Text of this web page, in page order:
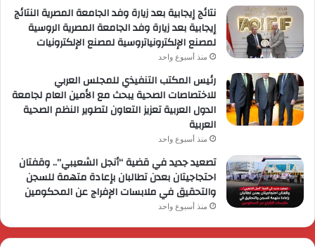
نتائج إيجابية بعد زيارة وفد الجامعة المصرية النتائج
إيجابية بعد زيارة وفد الجامعة المصرية الروسية
لمصنع الإلكترونياتروسية لمصنع الإلكترونيات
منذ أسبوع واحد
رئيس المكتب التنفيذي للمجلس العربي
للاختصاصات الصحية يبحث مع الأمين العام لجامعة
الدول العربية تعزيز التعاون لتطوير النظم الصحية
العربية
منذ أسبوع واحد
تصعيد جديد في قضية “أنجل الشعيبي”.. وقفتان
احتجاجيتان بعدن تطالبان بإعادة متهمة للسجن
والتحقيق في ملابسات الإفراج عن المحكومين
منذ أسبوع واحد